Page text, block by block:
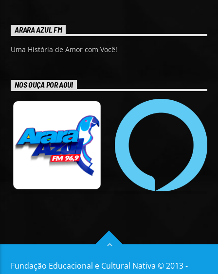
ARARA AZUL FM
Uma História de Amor com Você!
NOS OUÇA POR AQUI
Fundação Educacional e Cultural Nativa © 2013 -